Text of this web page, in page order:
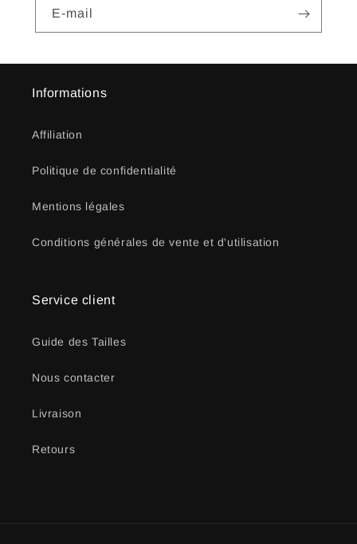
E-mail
Informations
Affiliation
Politique de confidentialité
Mentions légales
Conditions générales de vente et d'utilisation
Service client
Guide des Tailles
Nous contacter
Livraison
Retours